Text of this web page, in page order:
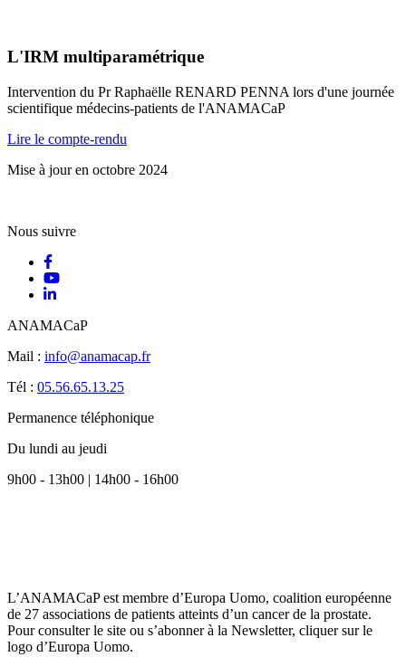
L'IRM multiparamétrique
Intervention du Pr Raphaëlle RENARD PENNA lors d'une journée
scientifique médecins-patients de l'ANAMACaP
Lire le compte-rendu
Mise à jour en octobre 2024
Nous suivre
ANAMACaP
Mail : info@anamacap.fr
Tél : 05.56.65.13.25
Permanence téléphonique
Du lundi au jeudi
9h00 - 13h00 | 14h00 - 16h00
L’ANAMACaP est membre d’Europa Uomo, coalition européenne
de 27 associations de patients atteints d’un cancer de la prostate.
Pour consulter le site ou s’abonner à la Newsletter, cliquer sur le
logo d’Europa Uomo.